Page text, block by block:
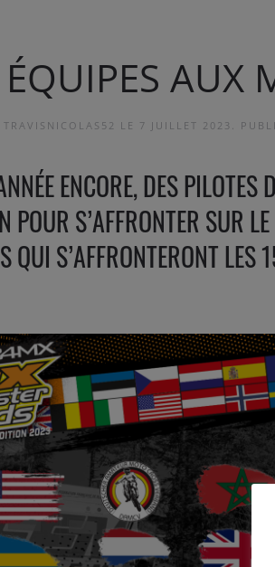
ÉQUIPES AUX
TRAVISNICOLAS52 LE 7 JUILLET 2023 .
ENCORE, DES
POUR S’AFFRONTER SUR
QUI S’AFFRONTERONT